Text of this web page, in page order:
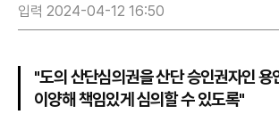
입력 2024-04-12 16:50
"도의 산단심의권을 산단 승인권자인 용
이양해 책임있게 심의할 수 있도록"